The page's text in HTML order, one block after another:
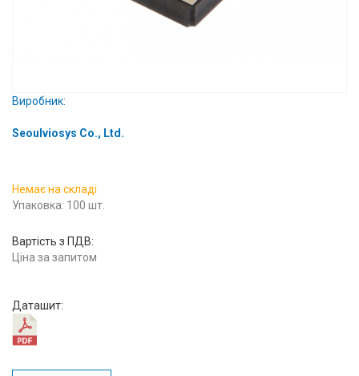
Вхід/
авторизація
Контакти
Доставка
Підтримка
Виробник:
Seoulviosys Co., Ltd.
Немає на складі
Упаковка: 100 шт.
Вартість з ПДВ:
Ціна за запитом
Даташит: